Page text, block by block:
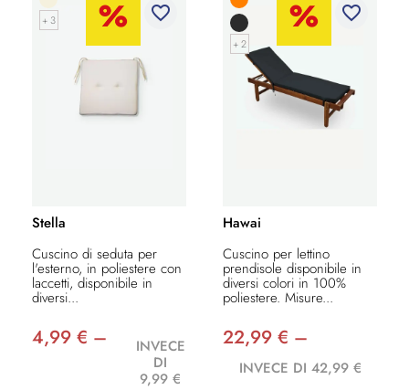
+ 3 favorite_border
Stella
Cuscino di seduta per
l'esterno, in poliestere con
laccetti, disponibile in
diversi...
4,99 € –
INVECE
DI
9,99 €
+ 2
favorite_border
Hawai
Cuscino per lettino
prendisole disponibile in
diversi colori in 100%
poliestere. Misure...
22,99 € –
INVECE DI 42,99 €